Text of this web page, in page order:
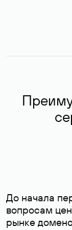
До начала
вопросам
рынке